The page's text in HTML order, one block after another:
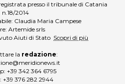
presso il tribunale di Catania
n.18/2014
Claudia Maria Campese
Artemide srls
Aiuti di Stato Scopri di più
la redazione:
+39 342 364 6795
+39 376 282 2944